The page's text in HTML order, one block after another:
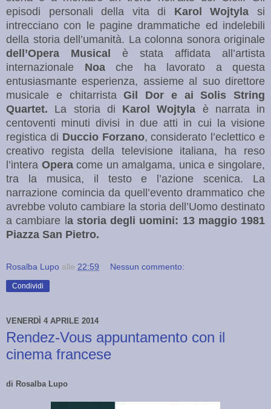
episodi personali della vita di Karol Wojtyla si
intrecciano con le pagine drammatiche ed indelebili
della storia dell’umanità. La colonna sonora originale
dell’Opera Musical è stata affidata all’artista
internazionale Noache ha lavorato a questa
entusiasmante esperienza, assieme al suo direttore
musicale e chitarristaGil Dor e ai Solis String
Quartet. La storia di Karol Wojtyla è narrata in
centoventi minuti divisi in due atti in cui la visione
registica di Duccio Forzano, considerato l’eclettico e
creativo regista della televisione italiana, ha reso
l’intera Operacome un amalgama, unica e singolare,
tra la musica, il testo e l’azione scenica. La
narrazione comincia da quell’evento drammatico che
avrebbe voluto cambiare la storia dell’Uomo destinato
a cambiare l a storia degli uomini: 13 maggio 1981
Piazza San Pietro.
Rosalba Lupo alle 22:59 Nessun commento:
Condividi
VENERDÌ 4 APRILE 2014
Rendez-Vous appuntamento con il
cinema francese
di Rosalba Lupo